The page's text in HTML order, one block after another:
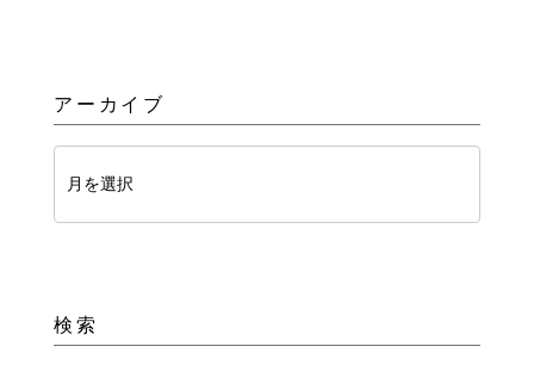
アーカイブ
検索